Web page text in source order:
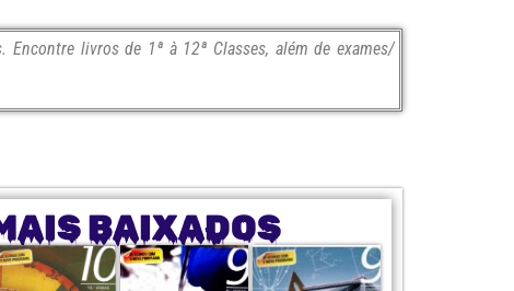
livros de 1ª à 12ª Classes, além de exames/
BAIXADOS